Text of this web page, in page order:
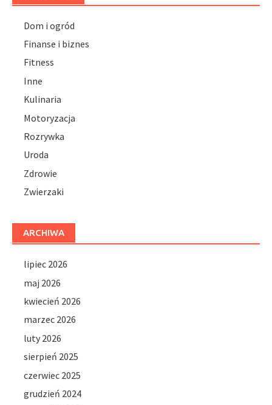
Dom i ogród
Finanse i biznes
Fitness
Inne
Kulinaria
Motoryzacja
Rozrywka
Uroda
Zdrowie
Zwierzaki
ARCHIWA
lipiec 2026
maj 2026
kwiecień 2026
marzec 2026
luty 2026
sierpień 2025
czerwiec 2025
grudzień 2024